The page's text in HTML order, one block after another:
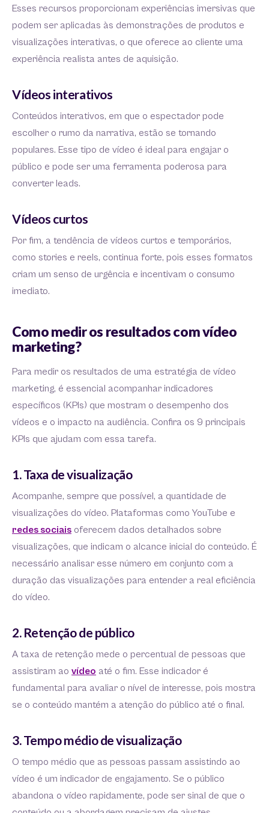
Esses recursos proporcionam experiências imersivas que
podem ser aplicadas às demonstrações de produtos e
visualizações interativas, o que oferece ao cliente uma
experiência realista antes de aquisição.
Vídeos interativos
Conteúdos interativos, em que o espectador pode
escolher o rumo da narrativa, estão se tornando
populares. Esse tipo de vídeo é ideal para engajar o
público e pode ser uma ferramenta poderosa para
converter leads.
Vídeos curtos
Por fim, a tendência de vídeos curtos e temporários,
como stories e reels, continua forte, pois esses formatos
criam um senso de urgência e incentivam o consumo
imediato.
Como medir os resultados com vídeo
marketing?
Para medir os resultados de uma estratégia de vídeo
marketing, é essencial acompanhar indicadores
específicos (KPIs) que mostram o desempenho dos
vídeos e o impacto na audiência. Confira os 9 principais
KPIs que ajudam com essa tarefa.
1. Taxa de visualização
Acompanhe, sempre que possível, a quantidade de
visualizações do vídeo. Plataformas como YouTube e
redes sociais oferecem dados detalhados sobre
visualizações, que indicam o alcance inicial do conteúdo. É
necessário analisar esse número em conjunto com a
duração das visualizações para entender a real eficiência
do vídeo.
2. Retenção de público
A taxa de retenção mede o percentual de pessoas que
assistiram ao vídeo até o fim. Esse indicador é
fundamental para avaliar o nível de interesse, pois mostra
se o conteúdo mantém a atenção do público até o final.
3. Tempo médio de visualização
O tempo médio que as pessoas passam assistindo ao
vídeo é um indicador de engajamento. Se o público
abandona o vídeo rapidamente, pode ser sinal de que o